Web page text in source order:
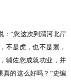
：“您这次到渭河北岸
不是虎，也不是罴，
辅佐您成就功业，并
真的这么好吗？ ”史编